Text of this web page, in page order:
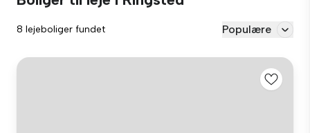
8 lejeboliger fundet Populære